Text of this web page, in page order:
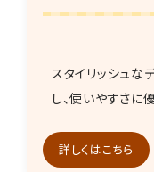
スタイリッシュ
し、使いやすさに
詳しくはこちら